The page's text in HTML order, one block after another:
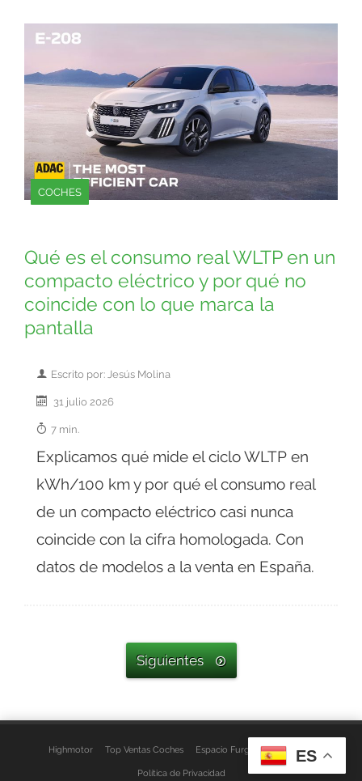
COCHES
Qué es el consumo real WLTP en un
compacto eléctrico y por qué no
coincide con lo que marca la
pantalla
Escrito por: Jesús Molina
31 julio 2026
7 min.
Explicamos qué mide el ciclo WLTP en
kWh/100 km y por qué el consumo real
de un compacto eléctrico casi nunca
coincide con la cifra homologada. Con
datos de modelos a la venta en España.
Siguientes
Highmotor Top Ventas Coches Espacio Furgo Aviso Legal
Política de Privacidad
ES